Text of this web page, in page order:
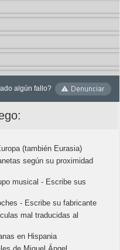
algún fallo?
(también Eurasia)
según su proximidad
musical - Escribe sus
- Escribe su fabricante
mal traducidas al
en Hispania